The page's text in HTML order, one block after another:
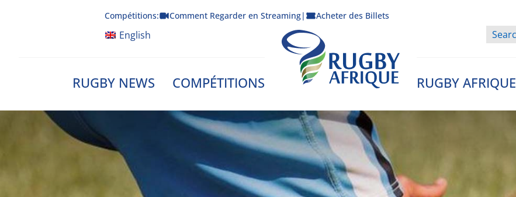
Compétitions: Comment Regarder en Streaming| Acheter des Billets
English
RUGBY NEWS COMPÉTITIONS
Rugby Afrique
RUGBY AFRIQUE